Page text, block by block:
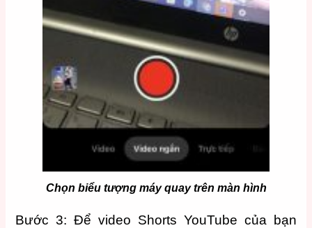
Chọn biểu tượng máy quay trên màn hình
Bước 3: Để video Shorts YouTube của bạn